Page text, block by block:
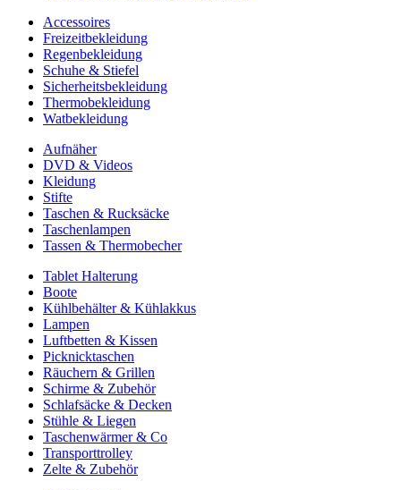
Accessoires
Freizeitbekleidung
Regenbekleidung
Schuhe & Stiefel
Sicherheitsbekleidung
Thermobekleidung
Watbekleidung
Aufnäher
DVD & Videos
Kleidung
Stifte
Taschen & Rucksäcke
Taschenlampen
Tassen & Thermobecher
Tablet Halterung
Boote
Kühlbehälter & Kühlakkus
Lampen
Luftbetten & Kissen
Picknicktaschen
Räuchern & Grillen
Schirme & Zubehör
Schlafsäcke & Decken
Stühle & Liegen
Taschenwärmer & Co
Transporttrolley
Zelte & Zubehör